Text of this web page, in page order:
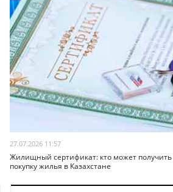
27.07.2026 11:57
Жилищный сертификат: кто может получить
покупку жилья в Казахстане